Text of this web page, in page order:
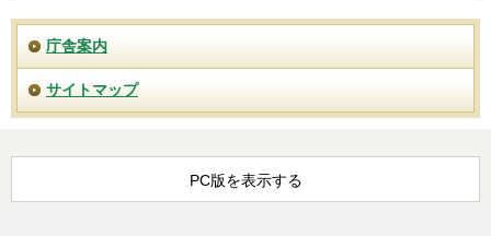
庁舎案内
サイトマップ
PC版を表示する